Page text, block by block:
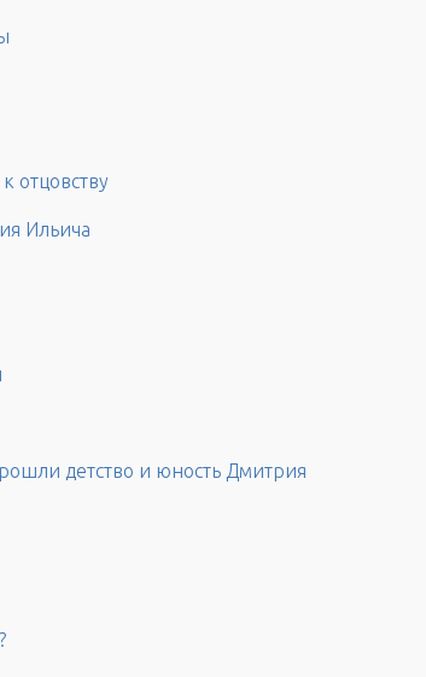
отцовству
Ильича
детство и юность Дмитрия